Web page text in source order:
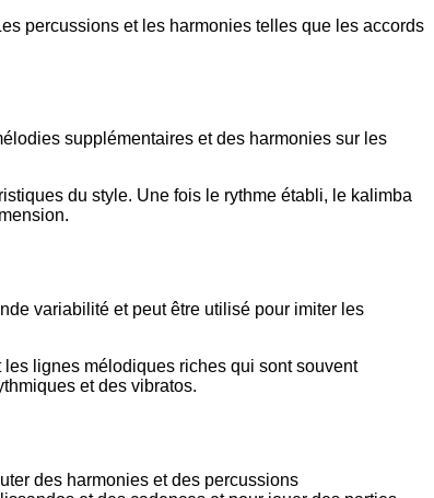
percussions et les harmonies telles que les accords
supplémentaires et des harmonies sur les
du style. Une fois le rythme établi, le kalimba
variabilité et peut être utilisé pour imiter les
lignes mélodiques riches qui sont souvent
et des vibratos.
des harmonies et des percussions